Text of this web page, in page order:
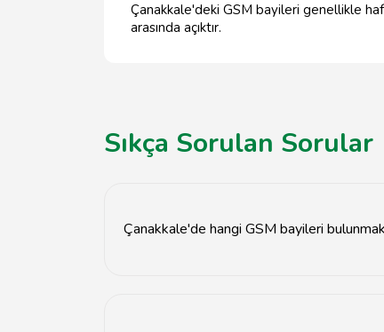
Çanakkale'deki GSM bayileri genellikle
arasında açıktır.
Sıkça Sorulan Sorular
Çanakkale'de hangi GSM bayileri